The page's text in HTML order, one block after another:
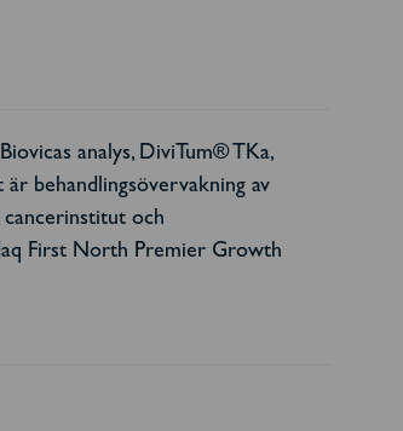
analys, DiviTum® TKa,
behandlingsövervakning av
cancerinstitut och
First North Premier Growth